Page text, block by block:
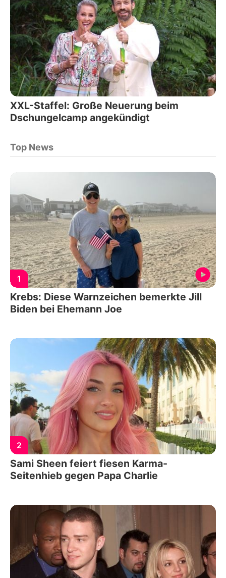
XXL-Staffel: Große Neuerung beim
Dschungelcamp angekündigt
Top News
1
Krebs: Diese Warnzeichen bemerkte Jill
Biden bei Ehemann Joe
2
Sami Sheen feiert fiesen Karma-
Seitenhieb gegen Papa Charlie